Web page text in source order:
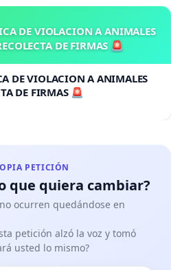
DE VIOLACION A ANIMALES
DE FIRMAS 🚨
DE VIOLACION A ANIMALES
DE FIRMAS 🚨
PETICIÓN
que quiera cambiar?
ocurren quedándose en
petición alzó la voz y tomó
usted lo mismo?